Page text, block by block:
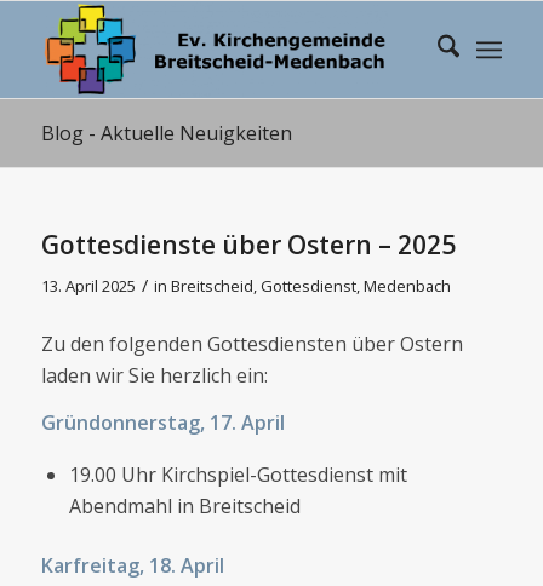
Blog - Aktuelle Neuigkeiten
Gottesdienste über Ostern – 2025
13. April 2025 / in Breitscheid,Gottesdienst,Medenbach
Zu den folgenden Gottesdiensten über Ostern
laden wir Sie herzlich ein:
Gründonnerstag, 17. April
19.00 Uhr Kirchspiel-Gottesdienst mit
Abendmahl in Breitscheid
Karfreitag, 18. April